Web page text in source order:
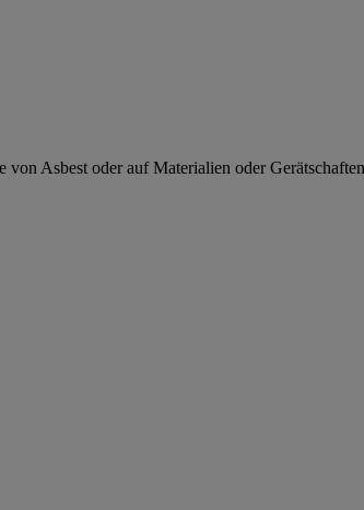
Asbest oder auf Materialien oder